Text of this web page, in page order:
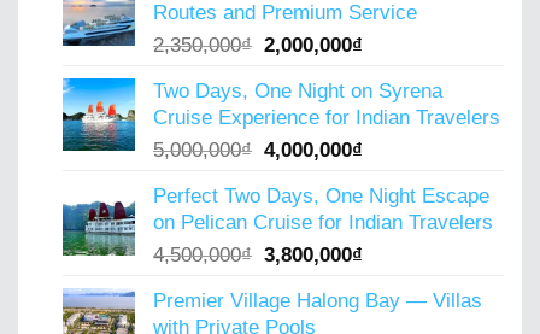
Routes and Premium Service
2,350,000₫ Original
was:
2,350,000₫.
2,000,000₫
is:
2,000,000₫.
Two Days, One Night on Syrena
Cruise Experience for Indian Travelers
5,000,000₫ Original
was:
5,000,000₫.
4,000,000₫
is:
4,000,000₫.
Perfect Two Days, One Night Escape
on Pelican Cruise for Indian Travelers
4,500,000₫ Original
was:
3,800,000₫
is:
Premier Village Halong Bay — Villas
with Private Pools